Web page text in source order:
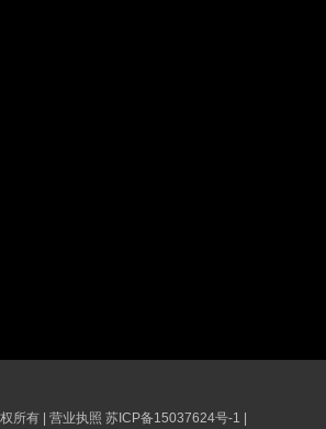
所有 | 营业执照 苏ICP备15037624号-1 |